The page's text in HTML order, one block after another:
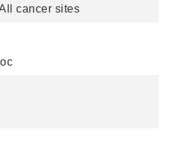
cancer sites